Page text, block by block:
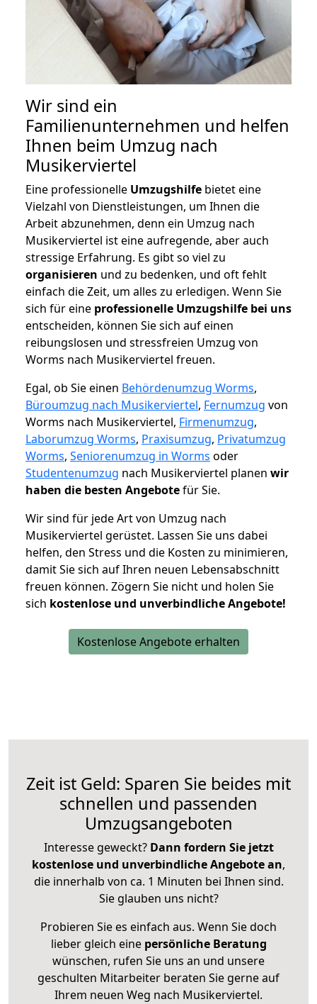
Wir sind ein
Familienunternehmen und helfen
Ihnen beim Umzug nach
Musikerviertel
Eine professionelle Umzugshilfe bietet eine
Vielzahl von Dienstleistungen, um Ihnen die
Arbeit abzunehmen, denn ein Umzug nach
Musikerviertel ist eine aufregende, aber auch
stressige Erfahrung. Es gibt so viel zu
organisieren und zu bedenken, und oft fehlt
einfach die Zeit, um alles zu erledigen. Wenn Sie
sich für eine professionelle Umzugshilfe bei uns
entscheiden, können Sie sich auf einen
reibungslosen und stressfreien Umzug von
Worms nach Musikerviertel freuen.
Egal, ob Sie einen Behördenumzug Worms,
Büroumzug nach Musikerviertel, Fernumzug von
Worms nach Musikerviertel, Firmenumzug,
Laborumzug Worms, Praxisumzug, Privatumzug
Worms, Seniorenumzug in Worms oder
Studentenumzug nach Musikerviertel planen wir
haben die besten Angebotefür Sie.
Wir sind für jede Art von Umzug nach
Musikerviertel gerüstet. Lassen Sie uns dabei
helfen, den Stress und die Kosten zu minimieren,
damit Sie sich auf Ihren neuen Lebensabschnitt
freuen können. Zögern Sie nicht und holen Sie
sich kostenlose und unverbindliche Angebote!
Kostenlose Angebote erhalten
Zeit ist Geld: Sparen Sie beides mit
schnellen und passenden
Umzugsangeboten
Interesse geweckt? Dann fordern Sie jetzt
kostenlose und unverbindliche Angebote an,
die innerhalb von ca. 1 Minuten bei Ihnen sind.
Sie glauben uns nicht?
Probieren Sie es einfach aus. Wenn Sie doch
lieber gleich eine persönliche Beratung
wünschen, rufen Sie uns an und unsere
geschulten Mitarbeiter beraten Sie gerne auf
Ihrem neuen Weg nach Musikerviertel.